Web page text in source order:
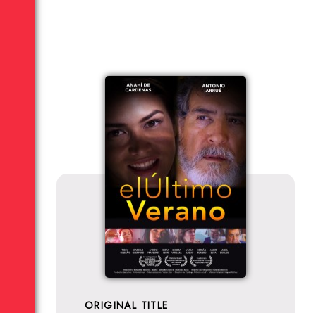
ORIGINAL TITLE